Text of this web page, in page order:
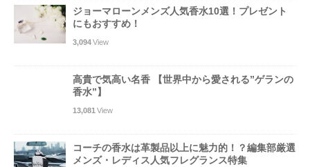
ジョーマローンメンズ人気香水10選！プレゼント
にもおすすめ！
3,094View
高貴で気高い名香 【世界中から愛される”ゲランの
香水”】
13,081 View
コーチの香水は革製品以上に魅力的！？編集部厳選
メンズ・レディス人気フレグランス特集